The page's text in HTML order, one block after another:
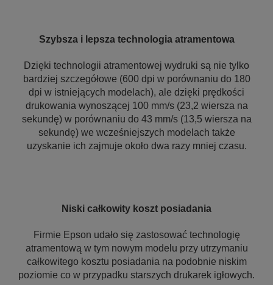
Szybsza i lepsza technologia atramentowa
Dzięki technologii atramentowej wydruki są nie tylko
bardziej szczegółowe (600 dpi w porównaniu do 180
dpi w istniejących modelach), ale dzięki prędkości
drukowania wynoszącej 100 mm/s (23,2 wiersza na
sekundę) w porównaniu do 43 mm/s (13,5 wiersza na
sekundę) we wcześniejszych modelach także
uzyskanie ich zajmuje około dwa razy mniej czasu.
Niski całkowity koszt posiadania
Firmie Epson udało się zastosować technologię
atramentową w tym nowym modelu przy utrzymaniu
całkowitego kosztu posiadania na podobnie niskim
poziomie co w przypadku starszych drukarek igłowych.